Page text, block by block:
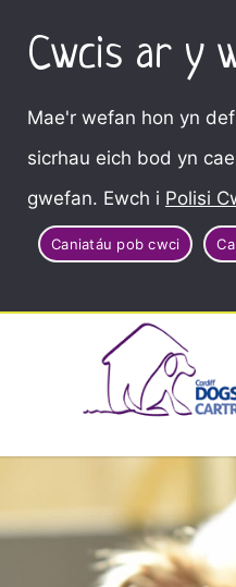
Cwcis ar y
Mae'r wefan hon yn
sicrhau eich bod yn
gwefan. Ewch i Polisi
Caniatáu pob cwci